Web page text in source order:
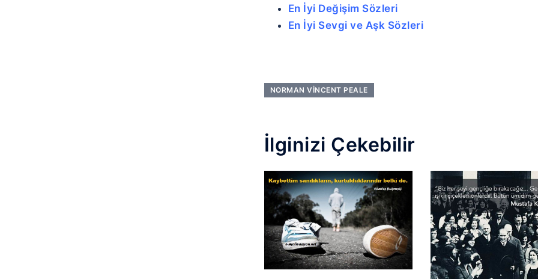
En İyi Değişim Sözleri
En İyi Sevgi ve Aşk Sözleri
NORMAN VINCENT PEALE
İlginizi Çekebilir